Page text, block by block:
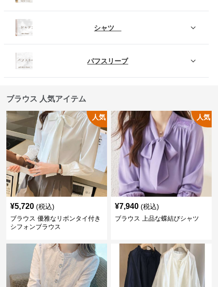
シャツ
パフスリーブ
ブラウス 人気アイテム
人気
¥5,720 (税込)
ブラウス 優雅なリボンタイ付き
シフォンブラウス
人気
¥7,940 (税込)
ブラウス 上品な蝶結びシャツ